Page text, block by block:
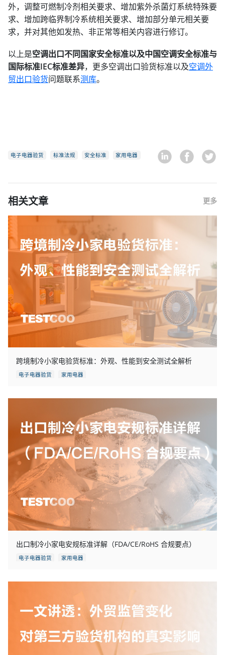
外，调整可燃制冷剂相关要求、增加紫外杀菌灯系统特殊要
求、增加跨临界制冷系统相关要求、增加部分单元相关要
求，并对其他如发热、非正常等相关内容进行修订。
以上是空调出口不同国家安全标准以及中国空调安全标准与
国际标准IEC标准差异，更多空调出口验货标准以及空调外
贸出口验货问题联系测库。
电子电器验货 标准法规 安全标准 家用电器
相关文章 更多
跨境制冷小家电验货标准：外观、性能到安全测试全解析
电子电器验货 家用电器
出口制冷小家电安规标准详解（FDA/CE/RoHS 合规要点）
电子电器验货 家用电器